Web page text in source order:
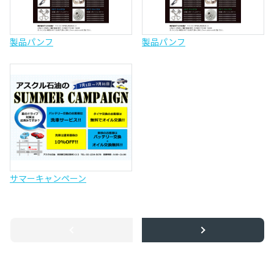
製品パンフ 製品パンフ
サマーキャンペーン